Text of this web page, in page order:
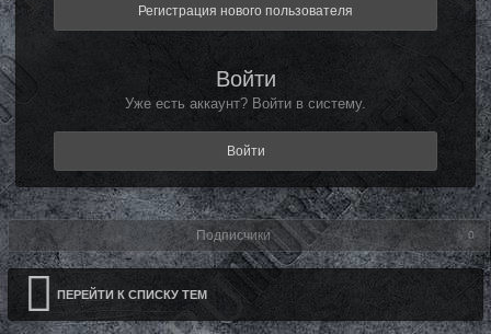
Регистрация нового пользователя
Войти
Уже есть аккаунт? Войти в систему.
Войти
Подписчики 0
ПЕРЕЙТИ К СПИСКУ ТЕМ